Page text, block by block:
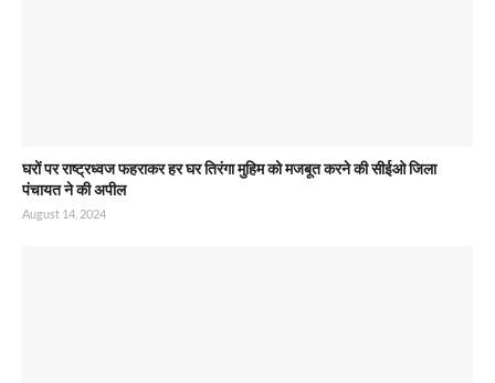
घरों पर राष्ट्रध्वज फहराकर हर घर तिरंगा मुहिम को मजबूत करने की सीईओ जिला
पंचायत ने की अपील
August 14, 2024